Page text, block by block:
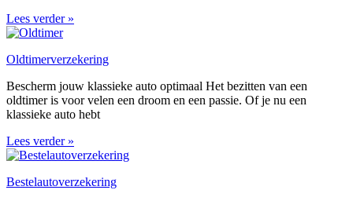
Lees verder »
Oldtimerverzekering
Bescherm jouw klassieke auto optimaal Het bezitten van een
oldtimer is voor velen een droom en een passie. Of je nu een
klassieke auto hebt
Lees verder »
Bestelautoverzekering